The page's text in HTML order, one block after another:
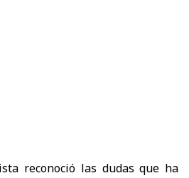
reconoció las dudas que ha